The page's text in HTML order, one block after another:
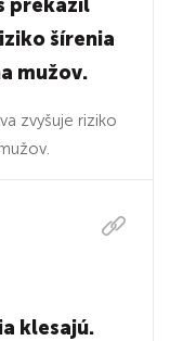
prekazil
šírenia
mužov.
zvyšuje riziko
klesajú.